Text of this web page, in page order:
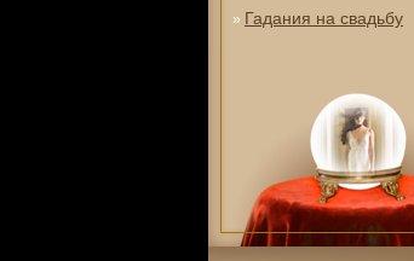
» Гадания на свадьбу